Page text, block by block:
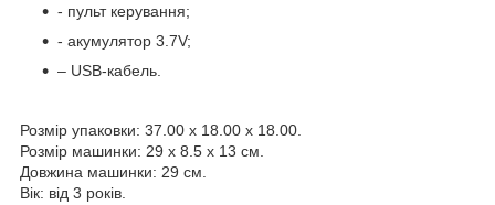
- пульт керування;
- акумулятор 3.7V;
– USB-кабель.
Розмір упаковки: 37.00 x 18.00 x 18.00.
Розмір машинки: 29 x 8.5 x 13 см.
Довжина машинки: 29 см.
Вік: від 3 років.